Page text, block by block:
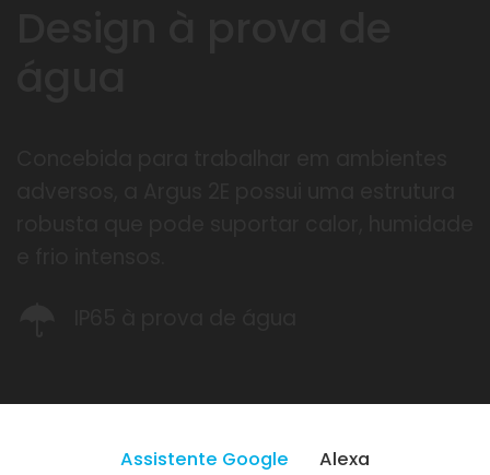
Assistente Google Alexa